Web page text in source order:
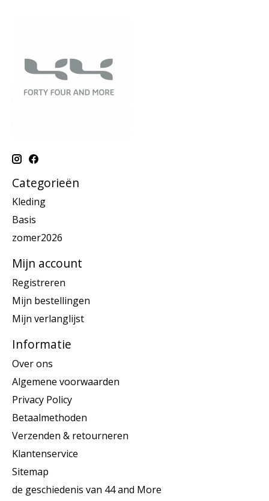
Categorieën
Kleding
Basis
zomer2026
Mijn account
Registreren
Mijn bestellingen
Mijn verlanglijst
Informatie
Over ons
Algemene voorwaarden
Privacy Policy
Betaalmethoden
Verzenden & retourneren
Klantenservice
Sitemap
de geschiedenis van 44 and More